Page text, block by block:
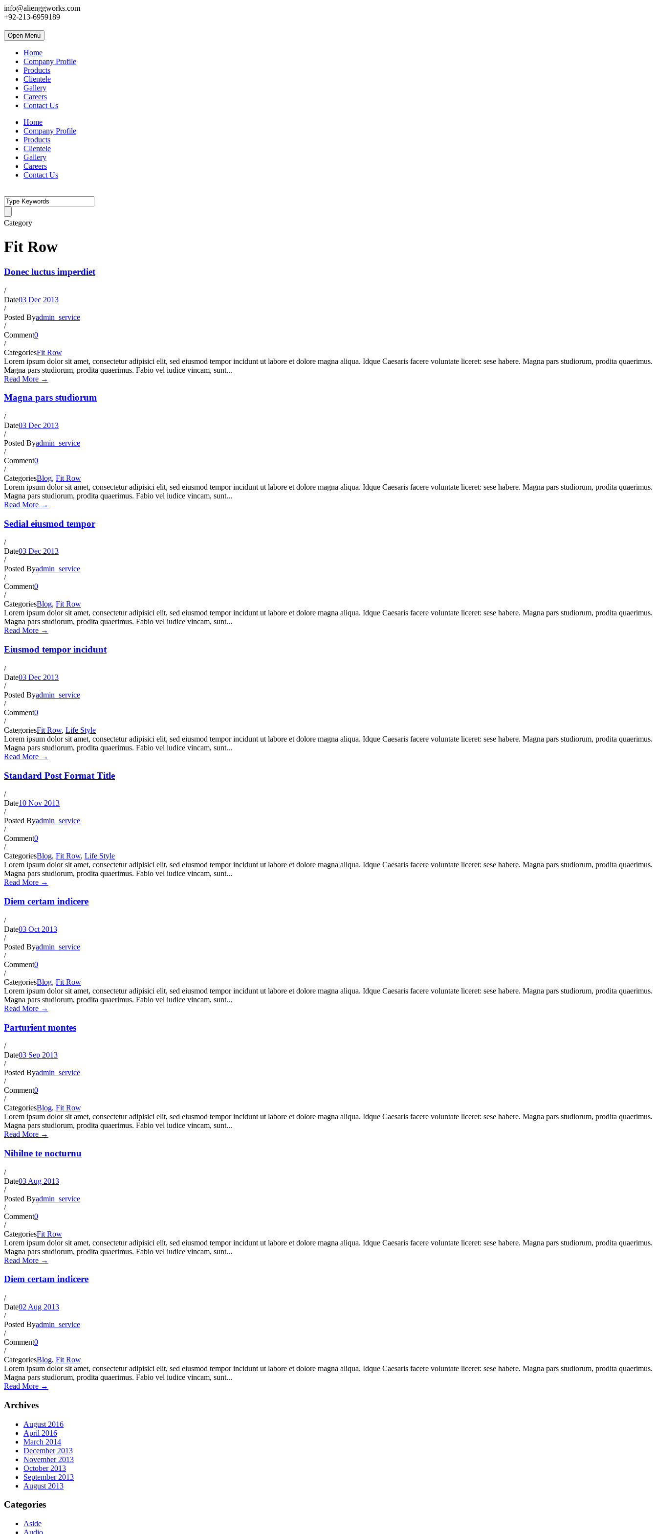
info@alienggworks.com
+92-213-6959189
Open Menu
Home
Company Profile
Products
Clientele
Gallery
Careers
Contact Us
Home
Company Profile
Products
Clientele
Gallery
Careers
Contact Us
Category
Fit Row
Donec luctus imperdiet
/
Date03 Dec 2013
/
Posted Byadmin_service
/
Comment0
/
CategoriesFit Row
Lorem ipsum dolor sit amet, consectetur adipisici elit, sed eiusmod tempor incidunt ut labore et dolore magna aliqua. Idque Caesaris facere voluntate liceret: sese habere. Magna pars studiorum, prodita quaerimus.
Magna pars studiorum, prodita quaerimus. Fabio vel iudice vincam, sunt...
Read More →
Magna pars studiorum
/
Date03 Dec 2013
/
Posted Byadmin_service
/
Comment0
/
CategoriesBlog, Fit Row
Lorem ipsum dolor sit amet, consectetur adipisici elit, sed eiusmod tempor incidunt ut labore et dolore magna aliqua. Idque Caesaris facere voluntate liceret: sese habere. Magna pars studiorum, prodita quaerimus.
Magna pars studiorum, prodita quaerimus. Fabio vel iudice vincam, sunt...
Read More →
Sedial eiusmod tempor
/
Date03 Dec 2013
/
Posted Byadmin_service
/
Comment0
/
CategoriesBlog, Fit Row
Lorem ipsum dolor sit amet, consectetur adipisici elit, sed eiusmod tempor incidunt ut labore et dolore magna aliqua. Idque Caesaris facere voluntate liceret: sese habere. Magna pars studiorum, prodita quaerimus.
Magna pars studiorum, prodita quaerimus. Fabio vel iudice vincam, sunt...
Read More →
Eiusmod tempor incidunt
/
Date03 Dec 2013
/
Posted Byadmin_service
/
Comment0
/
CategoriesFit Row, Life Style
Lorem ipsum dolor sit amet, consectetur adipisici elit, sed eiusmod tempor incidunt ut labore et dolore magna aliqua. Idque Caesaris facere voluntate liceret: sese habere. Magna pars studiorum, prodita quaerimus.
Magna pars studiorum, prodita quaerimus. Fabio vel iudice vincam, sunt...
Read More →
Standard Post Format Title
/
Date10 Nov 2013
/
Posted Byadmin_service
/
Comment0
/
CategoriesBlog, Fit Row, Life Style
Lorem ipsum dolor sit amet, consectetur adipisici elit, sed eiusmod tempor incidunt ut labore et dolore magna aliqua. Idque Caesaris facere voluntate liceret: sese habere. Magna pars studiorum, prodita quaerimus.
Magna pars studiorum, prodita quaerimus. Fabio vel iudice vincam, sunt...
Read More →
Diem certam indicere
/
Date03 Oct 2013
/
Posted Byadmin_service
/
Comment0
/
CategoriesBlog, Fit Row
Lorem ipsum dolor sit amet, consectetur adipisici elit, sed eiusmod tempor incidunt ut labore et dolore magna aliqua. Idque Caesaris facere voluntate liceret: sese habere. Magna pars studiorum, prodita quaerimus.
Magna pars studiorum, prodita quaerimus. Fabio vel iudice vincam, sunt...
Read More →
Parturient montes
/
Date03 Sep 2013
/
Posted Byadmin_service
/
Comment0
/
CategoriesBlog, Fit Row
Lorem ipsum dolor sit amet, consectetur adipisici elit, sed eiusmod tempor incidunt ut labore et dolore magna aliqua. Idque Caesaris facere voluntate liceret: sese habere. Magna pars studiorum, prodita quaerimus.
Magna pars studiorum, prodita quaerimus. Fabio vel iudice vincam, sunt...
Read More →
Nihilne te nocturnu
/
Date03 Aug 2013
/
Posted Byadmin_service
/
Comment0
/
CategoriesFit Row
Lorem ipsum dolor sit amet, consectetur adipisici elit, sed eiusmod tempor incidunt ut labore et dolore magna aliqua. Idque Caesaris facere voluntate liceret: sese habere. Magna pars studiorum, prodita quaerimus.
Magna pars studiorum, prodita quaerimus. Fabio vel iudice vincam, sunt...
Read More →
Diem certam indicere
/
Date02 Aug 2013
/
Posted Byadmin_service
/
Comment0
/
CategoriesBlog, Fit Row
Lorem ipsum dolor sit amet, consectetur adipisici elit, sed eiusmod tempor incidunt ut labore et dolore magna aliqua. Idque Caesaris facere voluntate liceret: sese habere. Magna pars studiorum, prodita quaerimus.
Magna pars studiorum, prodita quaerimus. Fabio vel iudice vincam, sunt...
Read More →
Archives
August 2016
April 2016
March 2014
December 2013
November 2013
October 2013
September 2013
August 2013
Categories
Aside
Audio